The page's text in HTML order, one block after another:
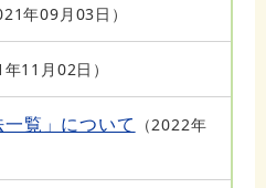
年09月03日
11月02日
覧」について
2022年